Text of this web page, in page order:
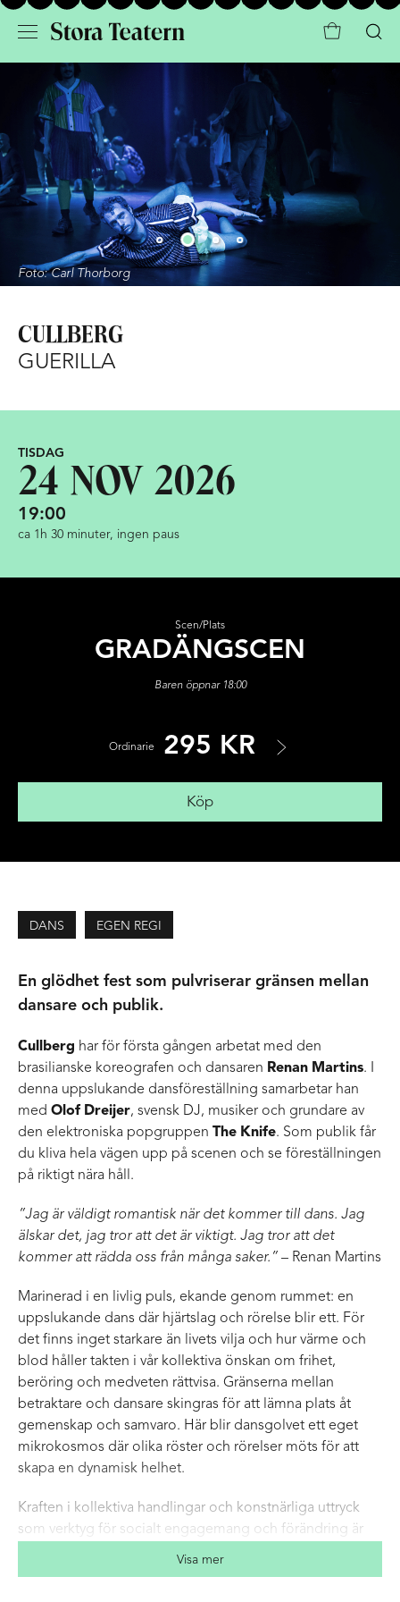
Foto: Carl Thorborg
CULLBERG
GUERILLA
TISDAG
24 NOV 2026
19:00
ca 1h 30 minuter, ingen paus
Scen/Plats
GRADÄNGSCEN
Baren öppnar 18:00
Ordinarie 295 KR
Köp
DANS EGEN REGI
En glödhet fest som pulvriserar gränsen mellan
dansare och publik.
Cullberg har för första gången arbetat med den
brasilianske koreografen och dansaren Renan Martins. I
denna uppslukande dansföreställning samarbetar han
med Olof Dreijer, svensk DJ, musiker och grundare av
den elektroniska popgruppen The Knife. Som publik får
du kliva hela vägen upp på scenen och se föreställningen
på riktigt nära håll.
”Jag är väldigt romantisk när det kommer till dans. Jag
älskar det, jag tror att det är viktigt. Jag tror att det
kommer att rädda oss från många saker.” – Renan Martins
Marinerad i en livlig puls, ekande genom rummet: en
uppslukande dans där hjärtslag och rörelse blir ett. För
det finns inget starkare än livets vilja och hur värme och
blod håller takten i vår kollektiva önskan om frihet,
beröring och medveten rättvisa. Gränserna mellan
betraktare och dansare skingras för att lämna plats åt
gemenskap och samvaro. Här blir dansgolvet ett eget
mikrokosmos där olika röster och rörelser möts för att
skapa en dynamisk helhet.
Kraften i kollektiva handlingar och konstnärliga uttryck
som verktyg för socialt engagemang och förändring är
välbekanta ämnen för Renan Martins, så även i
Visa mer